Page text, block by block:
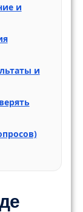
и
и